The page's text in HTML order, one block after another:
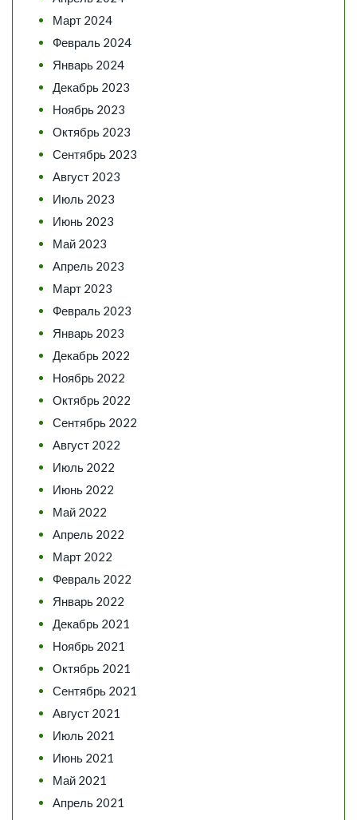
Март 2024
Февраль 2024
Январь 2024
Декабрь 2023
Ноябрь 2023
Октябрь 2023
Сентябрь 2023
Август 2023
Июль 2023
Июнь 2023
Май 2023
Апрель 2023
Март 2023
Февраль 2023
Январь 2023
Декабрь 2022
Ноябрь 2022
Октябрь 2022
Сентябрь 2022
Август 2022
Июль 2022
Июнь 2022
Май 2022
Апрель 2022
Март 2022
Февраль 2022
Январь 2022
Декабрь 2021
Ноябрь 2021
Октябрь 2021
Сентябрь 2021
Август 2021
Июль 2021
Июнь 2021
Май 2021
Апрель 2021